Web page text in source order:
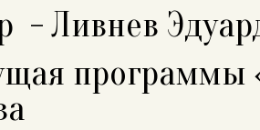
- Ливнев
программы